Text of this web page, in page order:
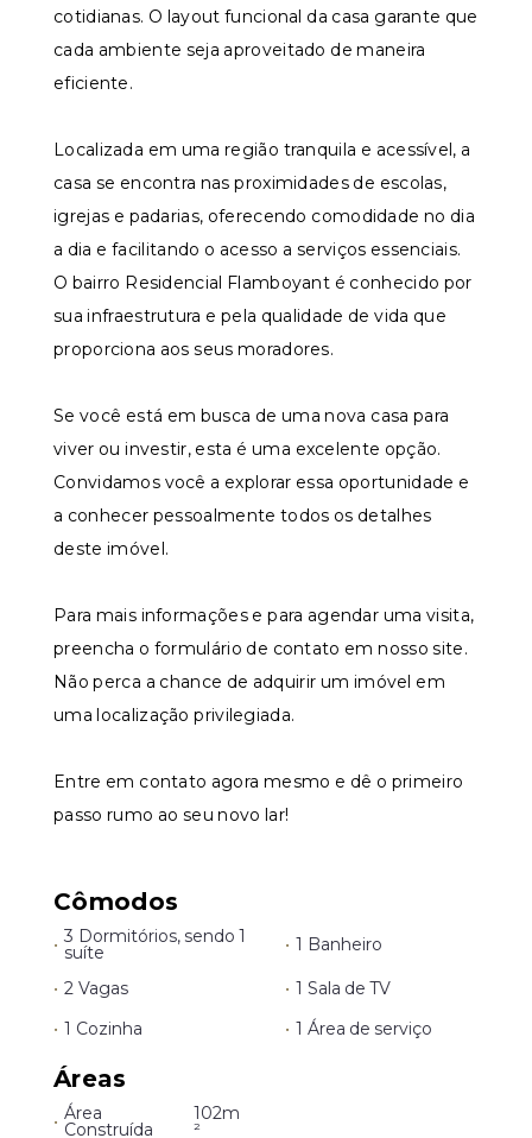
cotidianas. O layout funcional da casa garante que
cada ambiente seja aproveitado de maneira
eficiente.
Localizada em uma região tranquila e acessível, a
casa se encontra nas proximidades de escolas,
igrejas e padarias, oferecendo comodidade no dia
a dia e facilitando o acesso a serviços essenciais.
O bairro Residencial Flamboyant é conhecido por
sua infraestrutura e pela qualidade de vida que
proporciona aos seus moradores.
Se você está em busca de uma nova casa para
viver ou investir, esta é uma excelente opção.
Convidamos você a explorar essa oportunidade e
a conhecer pessoalmente todos os detalhes
deste imóvel.
Para mais informações e para agendar uma visita,
preencha o formulário de contato em nosso site.
Não perca a chance de adquirir um imóvel em
uma localização privilegiada.
Entre em contato agora mesmo e dê o primeiro
passo rumo ao seu novo lar!
Cômodos
• 3 Dormitórios, sendo 1
suíte • 1 Banheiro
• 2 Vagas • 1 Sala de TV
• 1 Cozinha • 1 Área de serviço
Áreas
• Área
Construída
102m
²